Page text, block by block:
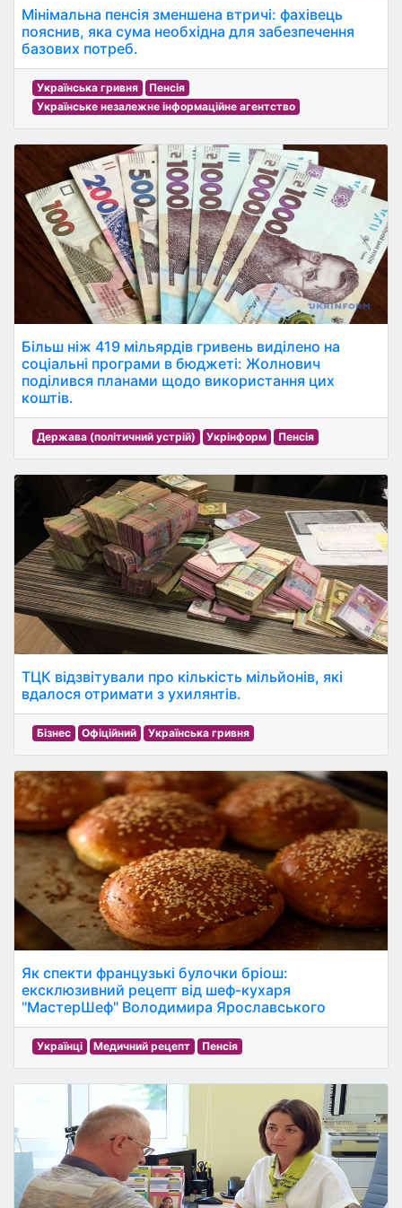
Мінімальна пенсія зменшена втричі: фахівець
пояснив, яка сума необхідна для забезпечення
базових потреб.
Українська гривня
Пенсія
Українське незалежне інформаційне агентство
Більш ніж 419 мільярдів гривень виділено на
соціальні програми в бюджеті: Жолнович
поділився планами щодо використання цих
коштів.
Держава (політичний устрій) Укрінформ Пенсія
ТЦК відзвітували про кількість мільйонів, які
вдалося отримати з ухилянтів.
Бізнес Офіційний Українська гривня
Як спекти французькі булочки бріош:
ексклюзивний рецепт від шеф-кухаря
"МастерШеф" Володимира Ярославського
Українці Медичний рецепт Пенсія